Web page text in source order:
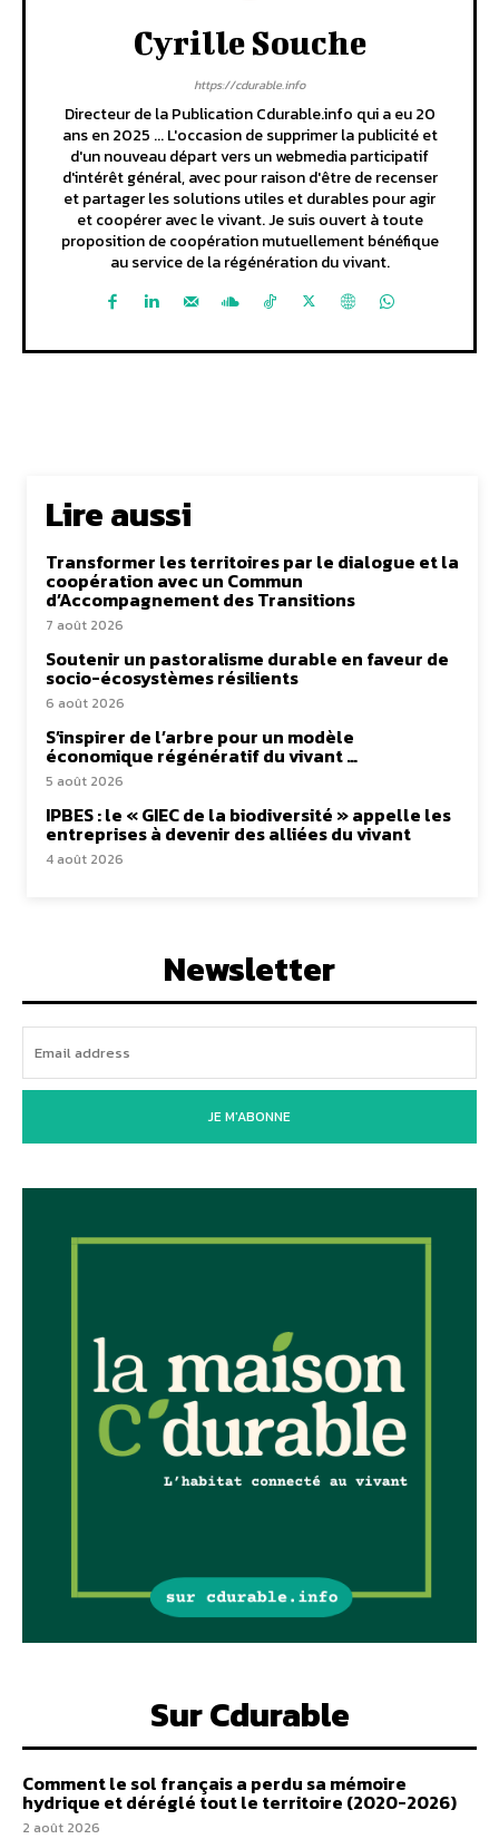
Cyrille Souche
https://cdurable.info
Directeur de la Publication Cdurable.info qui a eu 20
ans en 2025 ... L'occasion de supprimer la publicité et
d'un nouveau départ vers un webmedia participatif
d'intérêt général, avec pour raison d'être de recenser
et partager les solutions utiles et durables pour agir
et coopérer avec le vivant. Je suis ouvert à toute
proposition de coopération mutuellement bénéfique
au service de la régénération du vivant.
Lire aussi
Transformer les territoires par le dialogue et la
coopération avec un Commun
d’Accompagnement des Transitions
7 août 2026
Soutenir un pastoralisme durable en faveur de
socio-écosystèmes résilients
6 août 2026
S’inspirer de l’arbre pour un modèle
économique régénératif du vivant …
5 août 2026
IPBES : le « GIEC de la biodiversité » appelle les
entreprises à devenir des alliées du vivant
4 août 2026
Newsletter
JE M'ABONNE
Sur Cdurable
Comment le sol français a perdu sa mémoire
hydrique et déréglé tout le territoire (2020-2026)
2 août 2026